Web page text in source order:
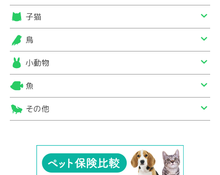
子猫
鳥
小動物
魚
その他